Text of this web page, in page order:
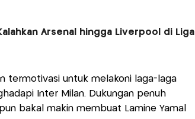
Arsenal hingga Liverpool di Liga
termotivasi untuk melakoni laga-laga
Inter Milan. Dukungan penuh
bakal makin membuat Lamine Yamal